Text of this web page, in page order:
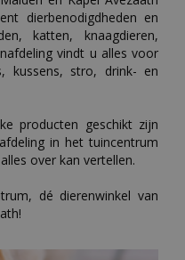
dierbenodigdheden en
katten, knaagdieren,
vindt u alles voor
kussens, stro, drink- en
producten geschikt zijn
in het tuincentrum
over kan vertellen.
dé dierenwinkel van